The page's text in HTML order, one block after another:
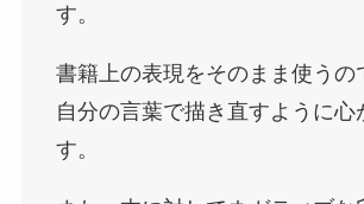
す。
書籍上の表現をそのまま使うの
自分の言葉で描き直すように心
す。